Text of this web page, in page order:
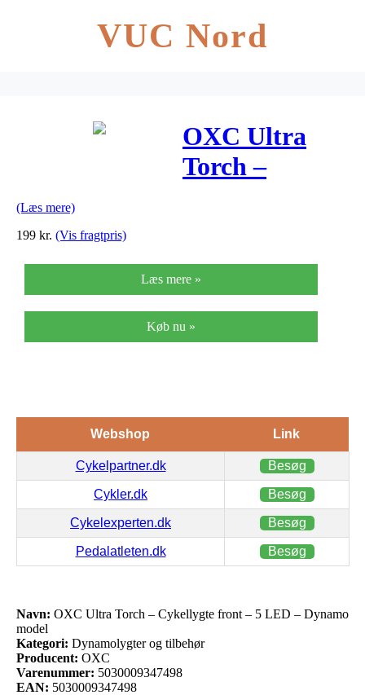
VUC Nord
OXC Ultra
Torch –
– Dynamo
model
(Læs mere)
199 kr. (Vis fragtpris)
Læs mere »
Køb nu »
Webshop Link
Cykelpartner.dk Besøg
Cykler.dk Besøg
Cykelexperten.dk Besøg
Pedalatleten.dk Besøg
Navn: OXC Ultra Torch – Cykellygte front – 5 LED – Dynamo
model
Kategori: Dynamolygter og tilbehør
Producent: OXC
Varenummer: 5030009347498
EAN: 5030009347498